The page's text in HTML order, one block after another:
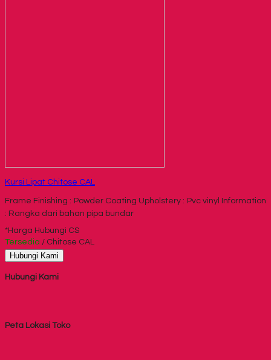
Kursi Lipat Chitose CAL
Frame Finishing : Powder Coating Upholstery : Pvc vinyl Information
: Rangka dari bahan pipa bundar
*Harga Hubungi CS
Tersedia / Chitose CAL
Hubungi Kami
Hubungi Kami
Peta Lokasi Toko